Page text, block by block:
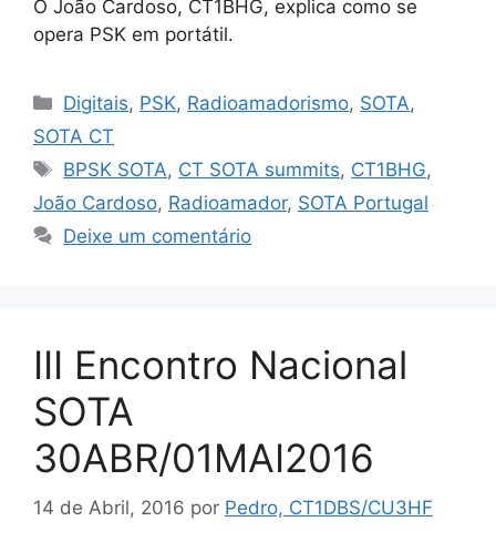
O João Cardoso, CT1BHG, explica como se
opera PSK em portátil.
Categorias
Digitais, PSK, Radioamadorismo, SOTA,
SOTA CT
Etiquetas
BPSK SOTA, CT SOTA summits, CT1BHG,
João Cardoso, Radioamador, SOTA Portugal
Deixe um comentário
III Encontro Nacional
SOTA
30ABR/01MAI2016
14 de Abril, 2016 por Pedro, CT1DBS/CU3HF